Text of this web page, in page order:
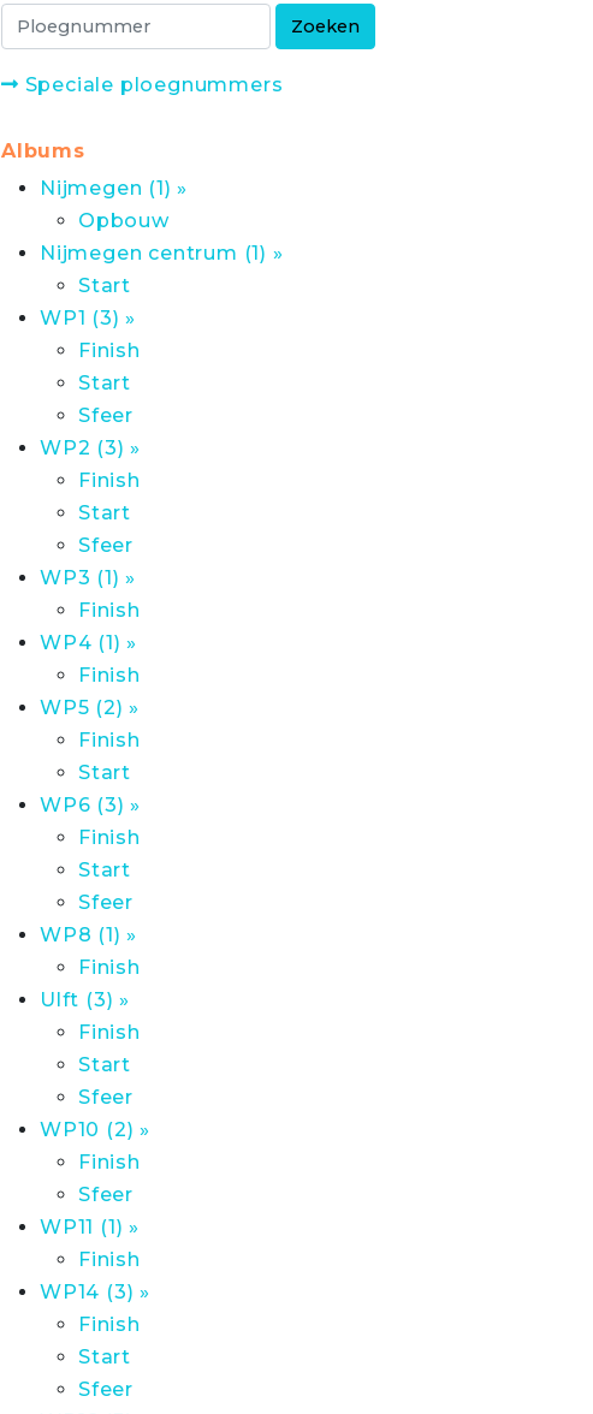
Speciale ploegnummers
Albums
Nijmegen (1) »
Opbouw
Nijmegen centrum (1) »
Start
WP1 (3) »
Finish
Start
Sfeer
WP2 (3) »
Finish
Start
Sfeer
WP3 (1) »
Finish
WP4 (1) »
Finish
WP5 (2) »
Finish
Start
WP6 (3) »
Finish
Start
Sfeer
WP8 (1) »
Finish
Ulft (3) »
Finish
Start
Sfeer
WP10 (2) »
Finish
Sfeer
WP11 (1) »
Finish
WP14 (3) »
Finish
Start
Sfeer